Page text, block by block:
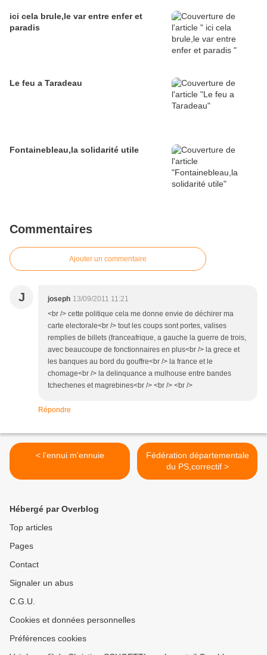
ici cela brule,le var entre enfer et
paradis
Le feu a Taradeau
Fontainebleau,la solidarité utile
Commentaires
Ajouter un commentaire
J joseph 13/09/2011 11:21
<br /> cette politique cela me donne envie de déchirer ma
carte electorale<br /> tout les coups sont portes, valises
remplies de billets (franceafrique, a gauche la guerre de trois,
avec beaucoupe de fonctionnaires en plus<br /> la grece et
les banques au bord du gouffre<br /> la france et le
chomage<br /> la delinquance a mulhouse entre bandes
tchechenes et magrebines<br /> <br /> <br />
Répondre
< l'ennui m'ennuie
Fédération départementale
du PS,correctif >
Hébergé par Overblog
Top articles
Pages
Contact
Signaler un abus
C.G.U.
Cookies et données personnelles
Préférences cookies